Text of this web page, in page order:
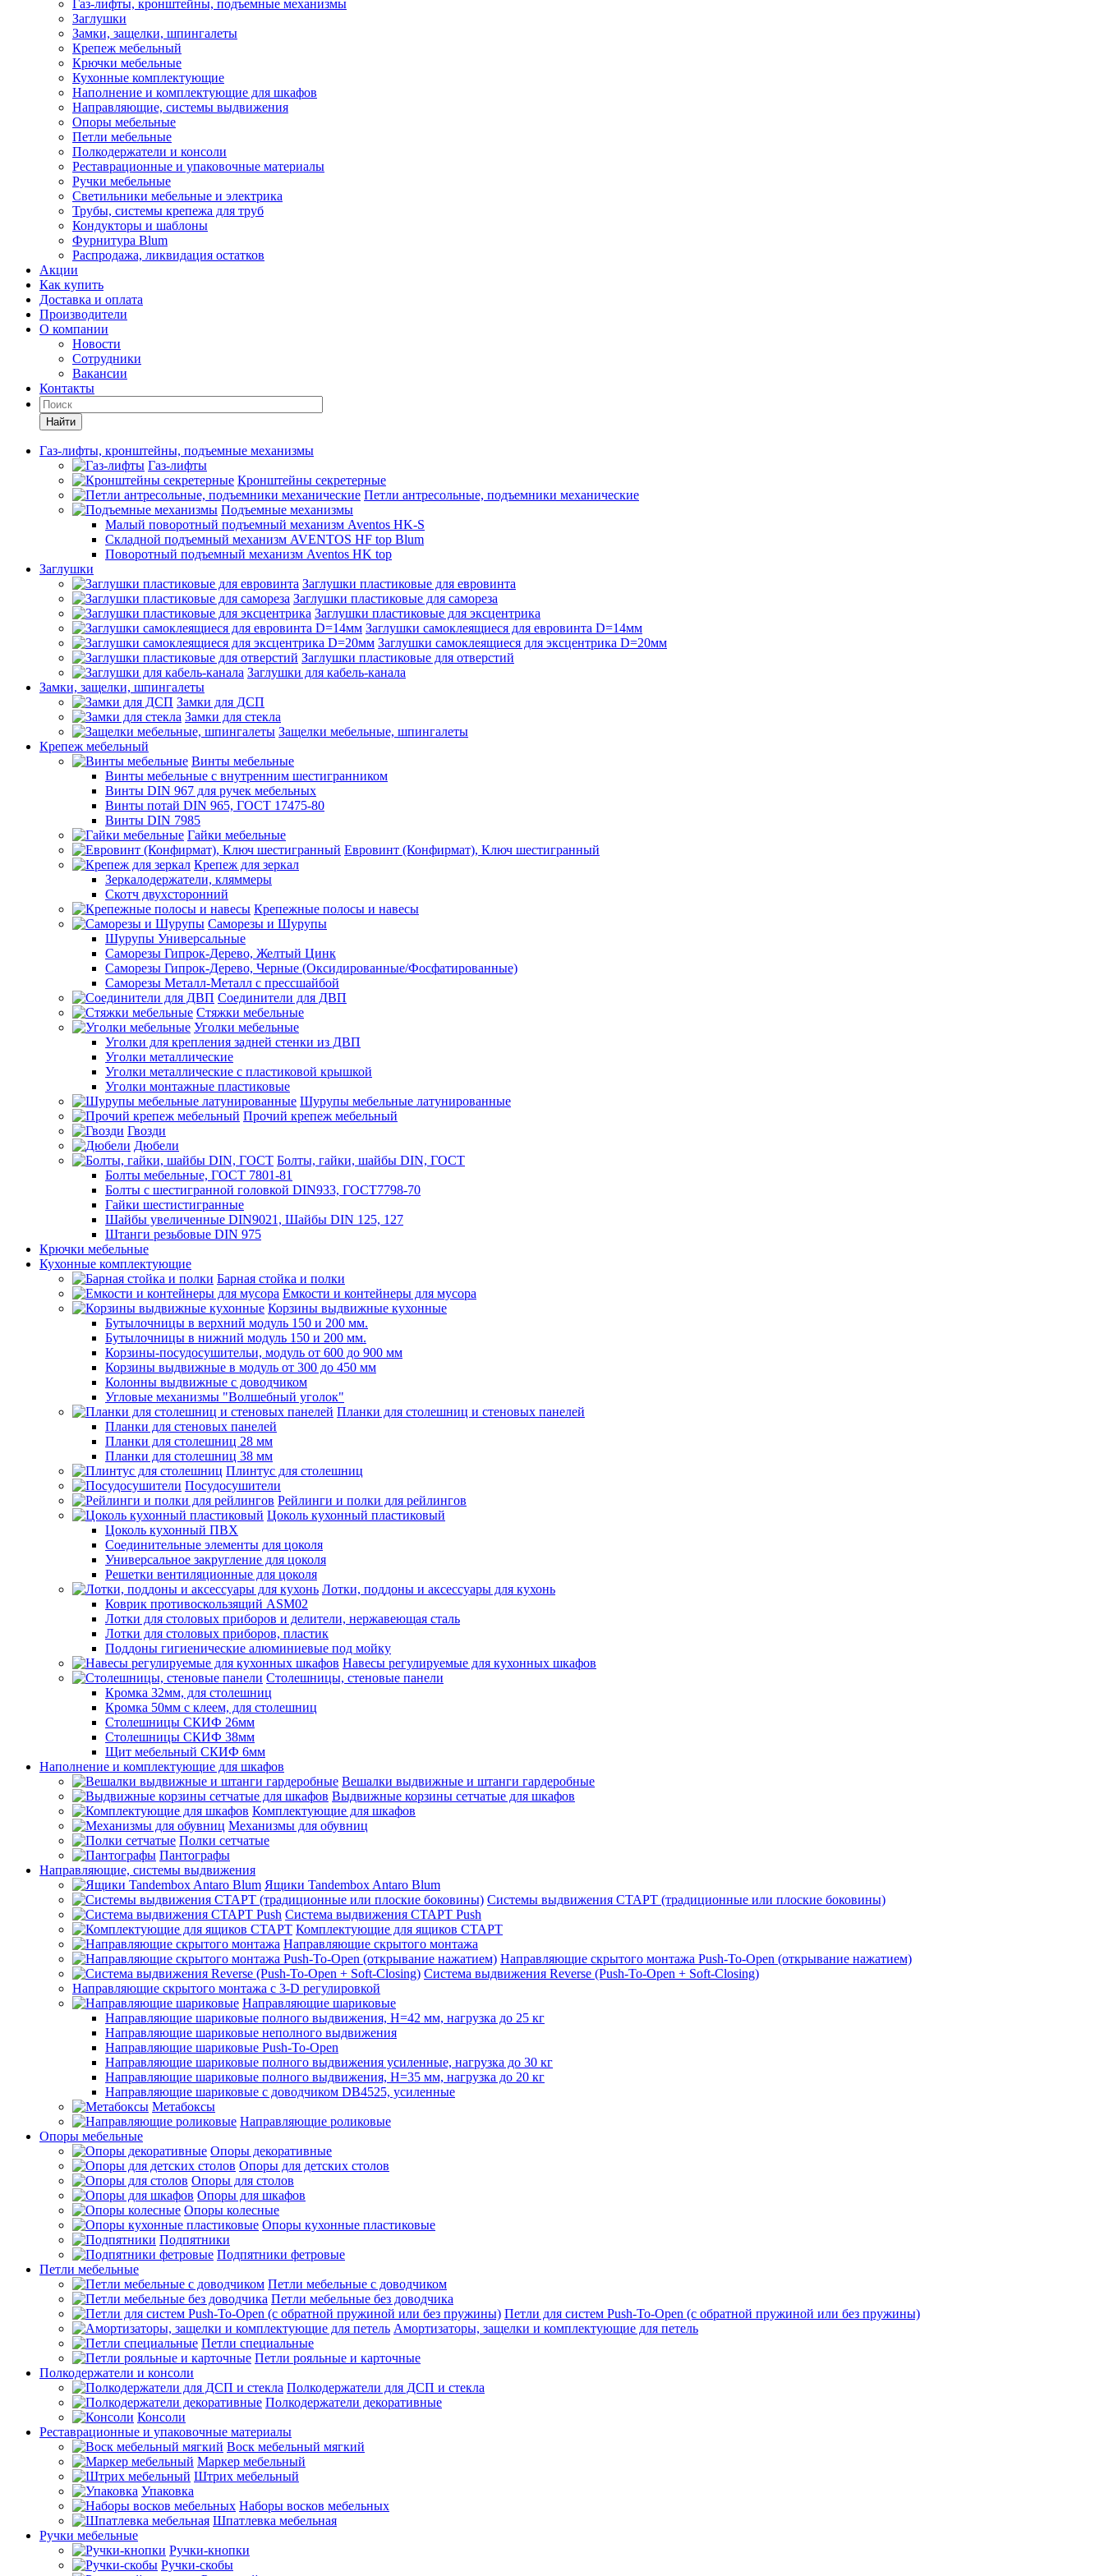
Газ-лифты, кронштейны, подъемные механизмы
Заглушки
Замки, защелки, шпингалеты
Крепеж мебельный
Крючки мебельные
Кухонные комплектующие
Наполнение и комплектующие для шкафов
Направляющие, системы выдвижения
Опоры мебельные
Петли мебельные
Полкодержатели и консоли
Реставрационные и упаковочные материалы
Ручки мебельные
Светильники мебельные и электрика
Трубы, системы крепежа для труб
Кондукторы и шаблоны
Фурнитура Blum
Распродажа, ликвидация остатков
Акции
Как купить
Доставка и оплата
Производители
О компании
Новости
Сотрудники
Вакансии
Контакты
Найти
Газ-лифты, кронштейны, подъемные механизмы
Газ-лифты
Кронштейны секретерные
Петли антресольные, подъемники механические
Подъемные механизмы
Малый поворотный подъемный механизм Aventos HK-S
Складной подъемный механизм AVENTOS HF top Blum
Поворотный подъемный механизм Aventos HK top
Заглушки
Заглушки пластиковые для евровинта
Заглушки пластиковые для самореза
Заглушки пластиковые для эксцентрика
Заглушки самоклеящиеся для евровинта D=14мм
Заглушки самоклеящиеся для эксцентрика D=20мм
Заглушки пластиковые для отверстий
Заглушки для кабель-канала
Замки, защелки, шпингалеты
Замки для ДСП
Замки для стекла
Защелки мебельные, шпингалеты
Крепеж мебельный
Винты мебельные
Винты мебельные с внутренним шестигранником
Винты DIN 967 для ручек мебельных
Винты потай DIN 965, ГОСТ 17475-80
Винты DIN 7985
Гайки мебельные
Евровинт (Конфирмат), Ключ шестигранный
Крепеж для зеркал
Зеркалодержатели, кляммеры
Скотч двухсторонний
Крепежные полосы и навесы
Саморезы и Шурупы
Шурупы Универсальные
Саморезы Гипрок-Дерево, Желтый Цинк
Саморезы Гипрок-Дерево, Черные (Оксидированные/Фосфатированные)
Саморезы Металл-Металл с прессшайбой
Соединители для ДВП
Стяжки мебельные
Уголки мебельные
Уголки для крепления задней стенки из ДВП
Уголки металлические
Уголки металлические с пластиковой крышкой
Уголки монтажные пластиковые
Шурупы мебельные латунированные
Прочий крепеж мебельный
Гвозди
Дюбели
Болты, гайки, шайбы DIN, ГОСТ
Болты мебельные, ГОСТ 7801-81
Болты с шестигранной головкой DIN933, ГОСТ7798-70
Гайки шестистигранные
Шайбы увеличенные DIN9021, Шайбы DIN 125, 127
Штанги резьбовые DIN 975
Крючки мебельные
Кухонные комплектующие
Барная стойка и полки
Емкости и контейнеры для мусора
Корзины выдвижные кухонные
Бутылочницы в верхний модуль 150 и 200 мм.
Бутылочницы в нижний модуль 150 и 200 мм.
Корзины-посудосушительи, модуль от 600 до 900 мм
Корзины выдвижные в модуль от 300 до 450 мм
Колонны выдвижные с доводчиком
Угловые механизмы "Волшебный уголок"
Планки для столешниц и стеновых панелей
Планки для стеновых панелей
Планки для столешниц 28 мм
Планки для столешниц 38 мм
Плинтус для столешниц
Посудосушители
Рейлинги и полки для рейлингов
Цоколь кухонный пластиковый
Цоколь кухонный ПВХ
Соединительные элементы для цоколя
Универсальное закругление для цоколя
Решетки вентиляционные для цоколя
Лотки, поддоны и аксессуары для кухонь
Коврик противоскользящий ASM02
Лотки для столовых приборов и делители, нержавеющая сталь
Лотки для столовых приборов, пластик
Поддоны гигиенические алюминиевые под мойку
Навесы регулируемые для кухонных шкафов
Столешницы, стеновые панели
Кромка 32мм, для столешниц
Кромка 50мм с клеем, для столешниц
Столешницы СКИФ 26мм
Столешницы СКИФ 38мм
Щит мебельный СКИФ 6мм
Наполнение и комплектующие для шкафов
Вешалки выдвижные и штанги гардеробные
Выдвижные корзины сетчатые для шкафов
Комплектующие для шкафов
Механизмы для обувниц
Полки сетчатые
Пантографы
Направляющие, системы выдвижения
Ящики Tandembox Antaro Blum
Системы выдвижения СТАРТ (традиционные или плоские боковины)
Система выдвижения СТАРТ Push
Комплектующие для ящиков СТАРТ
Направляющие скрытого монтажа
Направляющие скрытого монтажа Push-To-Open (открывание нажатием)
Система выдвижения Reverse (Push-To-Open + Soft-Closing)
Направляющие скрытого монтажа с 3-D регулировкой
Направляющие шариковые
Направляющие шариковые полного выдвижения, H=42 мм, нагрузка до 25 кг
Направляющие шариковые неполного выдвижения
Направляющие шариковые Push-To-Open
Направляющие шариковые полного выдвижения усиленные, нагрузка до 30 кг
Направляющие шариковые полного выдвижения, H=35 мм, нагрузка до 20 кг
Направляющие шариковые с доводчиком DB4525, усиленные
Метабоксы
Направляющие роликовые
Опоры мебельные
Опоры декоративные
Опоры для детских столов
Опоры для столов
Опоры для шкафов
Опоры колесные
Опоры кухонные пластиковые
Подпятники
Подпятники фетровые
Петли мебельные
Петли мебельные с доводчиком
Петли мебельные без доводчика
Петли для систем Push-To-Open (с обратной пружиной или без пружины)
Амортизаторы, защелки и комплектующие для петель
Петли специальные
Петли рояльные и карточные
Полкодержатели и консоли
Полкодержатели для ДСП и стекла
Полкодержатели декоративные
Консоли
Реставрационные и упаковочные материалы
Воск мебельный мягкий
Маркер мебельный
Штрих мебельный
Упаковка
Наборы восков мебельных
Шпатлевка мебельная
Ручки мебельные
Ручки-кнопки
Ручки-скобы